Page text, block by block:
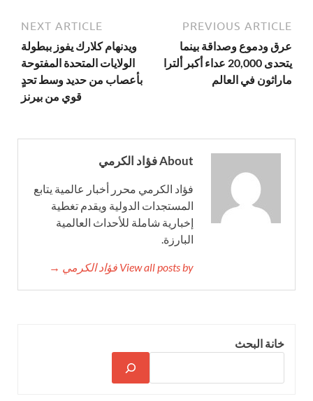
PREVIOUS ARTICLE
عرق ودموع وصداقة بينما
يتحدى 20,000 عداء أكبر ألترا
ماراثون في العالم
NEXT ARTICLE
ويدنهام كلارك يفوز ببطولة
الولايات المتحدة المفتوحة
بأعصاب من حديد وسط تحدٍ
قوي من بيرنز
About فؤاد الكرمي
فؤاد الكرمي محرر أخبار عالمية يتابع
المستجدات الدولية ويقدم تغطية
إخبارية شاملة للأحداث العالمية
البارزة.
View all posts by فؤاد الكرمي →
خانة البحث